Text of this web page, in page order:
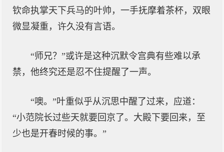
钦命执掌天下兵马的叶帅，一手抚摩着茶杯，双眼
微显凝重，许久没有言语。
“师兄？”或许是这种沉默令宫典有些难以承
禁，他终究还是忍不住提醒了一声。
“噢。”叶重似乎从沉思中醒了过来，应道：
“小范院长过些天就要回京了。大殿下要回来，至
少也是开春时候的事。”